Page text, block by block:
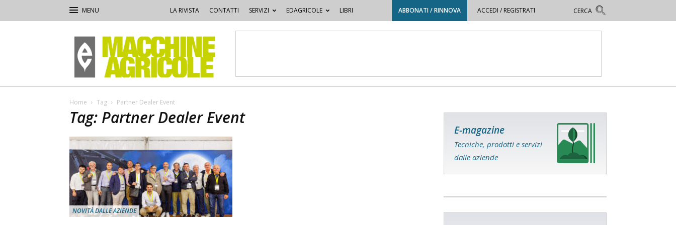
LA RIVISTA CONTATTI SERVIZI EDAGRICOLE LIBRI ABBONATI / RINNOVA ACCEDI / REGISTRATI
Macchine
Agricole
Home Tag Partner Dealer Event
Tag: Partner Dealer Event
NOVITÀ DALLE AZIENDE
E-magazine
Tecniche, prodotti e servizi
dalle aziende